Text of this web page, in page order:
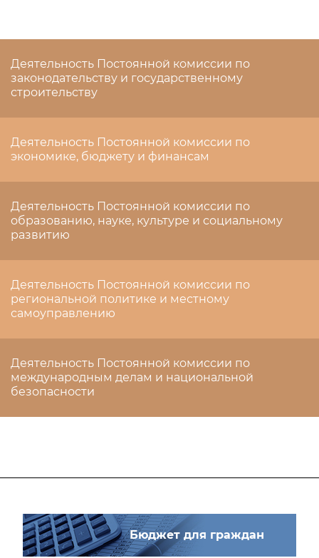
Деятельность Постоянной комиссии по
законодательству и государственному
строительству
Деятельность Постоянной комиссии по
экономике, бюджету и финансам
Деятельность Постоянной комиссии по
образованию, науке, культуре и социальному
развитию
Деятельность Постоянной комиссии по
региональной политике и местному
самоуправлению
Деятельность Постоянной комиссии по
международным делам и национальной
безопасности
Бюджет для граждан